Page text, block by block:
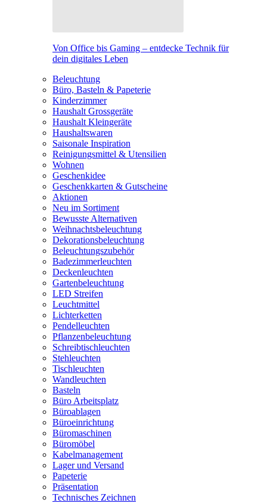
Von Office bis Gaming – entdecke Technik für
dein digitales Leben
Beleuchtung
Büro, Basteln & Papeterie
Kinderzimmer
Haushalt Grossgeräte
Haushalt Kleingeräte
Haushaltswaren
Saisonale Inspiration
Reinigungsmittel & Utensilien
Wohnen
Geschenkidee
Geschenkkarten & Gutscheine
Aktionen
Neu im Sortiment
Bewusste Alternativen
Weihnachtsbeleuchtung
Dekorationsbeleuchtung
Beleuchtungszubehör
Badezimmerleuchten
Deckenleuchten
Gartenbeleuchtung
LED Streifen
Leuchtmittel
Lichterketten
Pendelleuchten
Pflanzenbeleuchtung
Schreibtischleuchten
Stehleuchten
Tischleuchten
Wandleuchten
Basteln
Büro Arbeitsplatz
Büroablagen
Büroeinrichtung
Büromaschinen
Büromöbel
Kabelmanagement
Lager und Versand
Papeterie
Präsentation
Technisches Zeichnen